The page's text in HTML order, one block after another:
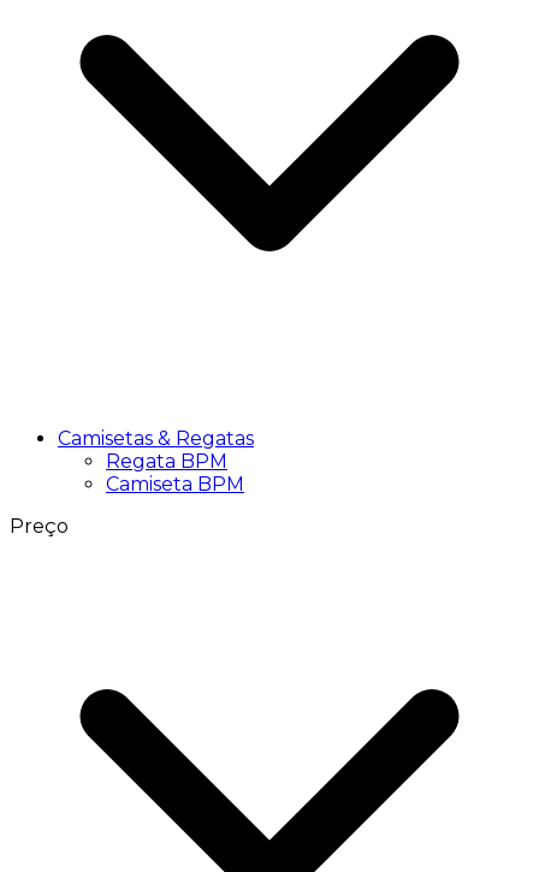
Camisetas & Regatas
Regata BPM
Camiseta BPM
Preço